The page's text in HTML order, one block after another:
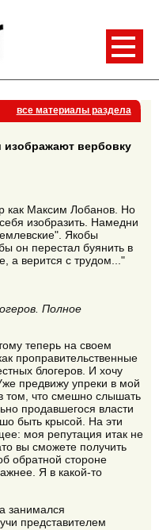
все материалы раздела
изображают вербовку
как Максим Лобанов. Но
изобразить. Намедни
Якобы
он перестал буянить в
а верится с трудом..."
Полное
теперь на своем
проправительственные
блогеров. И хочу
предвижу упреки в мой
том, что смешно слышать
продавшегося власти
быть крысой. На эти
моя репутация итак не
вы сможете получить
обратной стороне
Я в какой-то
занимался
представителем